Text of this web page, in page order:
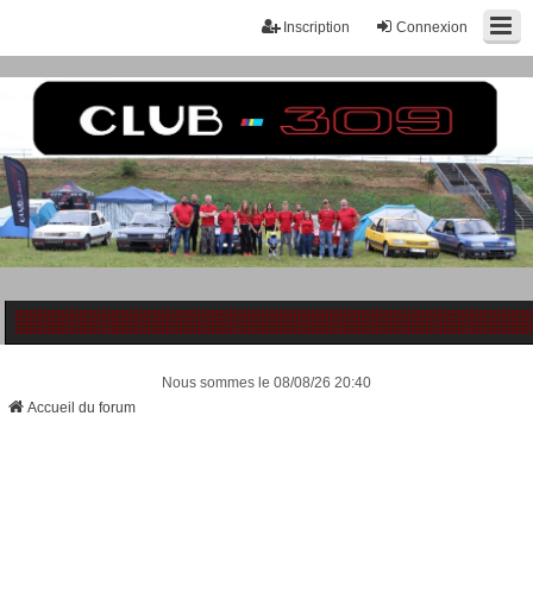
Connexion
Inscription
Nous sommes le 08/08/26 20:40
Accueil du forum